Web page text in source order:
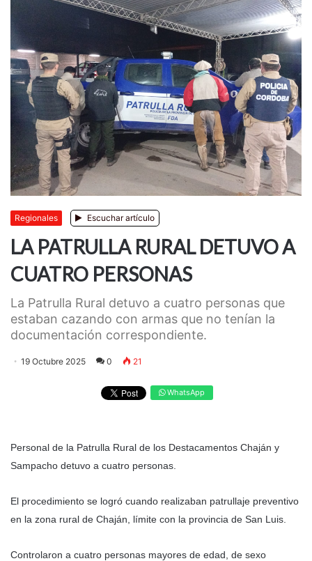
Regionales Escuchar artículo
LA PATRULLA RURAL DETUVO A
CUATRO PERSONAS
La Patrulla Rural detuvo a cuatro personas que
estaban cazando con armas que no tenían la
documentación correspondiente.
19 Octubre 2025 0 21
WhatsApp
Personal de la Patrulla Rural de los Destacamentos Chaján y
Sampacho detuvo a cuatro personas.
El procedimiento se logró cuando realizaban patrullaje preventivo
en la zona rural de Chaján, límite con la provincia de San Luis.
Controlaron a cuatro personas mayores de edad, de sexo